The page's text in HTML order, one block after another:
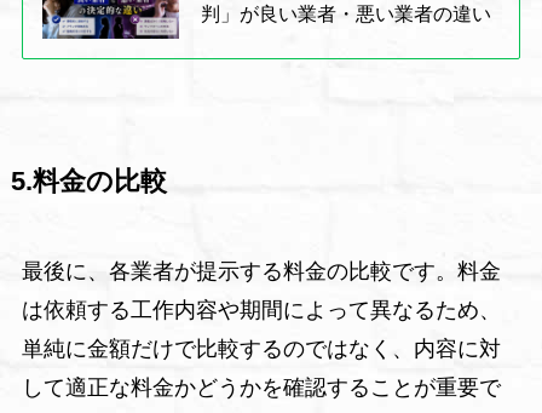
判」が良い業者・悪い業者の違い
5.料金の比較
最後に、各業者が提示する料金の比較です。料金
は依頼する工作内容や期間によって異なるため、
単純に金額だけで比較するのではなく、内容に対
して適正な料金かどうかを確認することが重要で